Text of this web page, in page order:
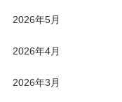
2026年5月
2026年4月
2026年3月